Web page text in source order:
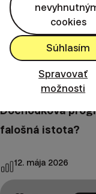
Dôchodková
falošná istota?
12. mája 2026
cookies
Súhlasím
Spravovať
možnosti